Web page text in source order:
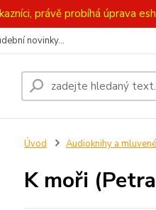
právě probíhá úprava
novinky...
Úvod Audioknihy a
K moři